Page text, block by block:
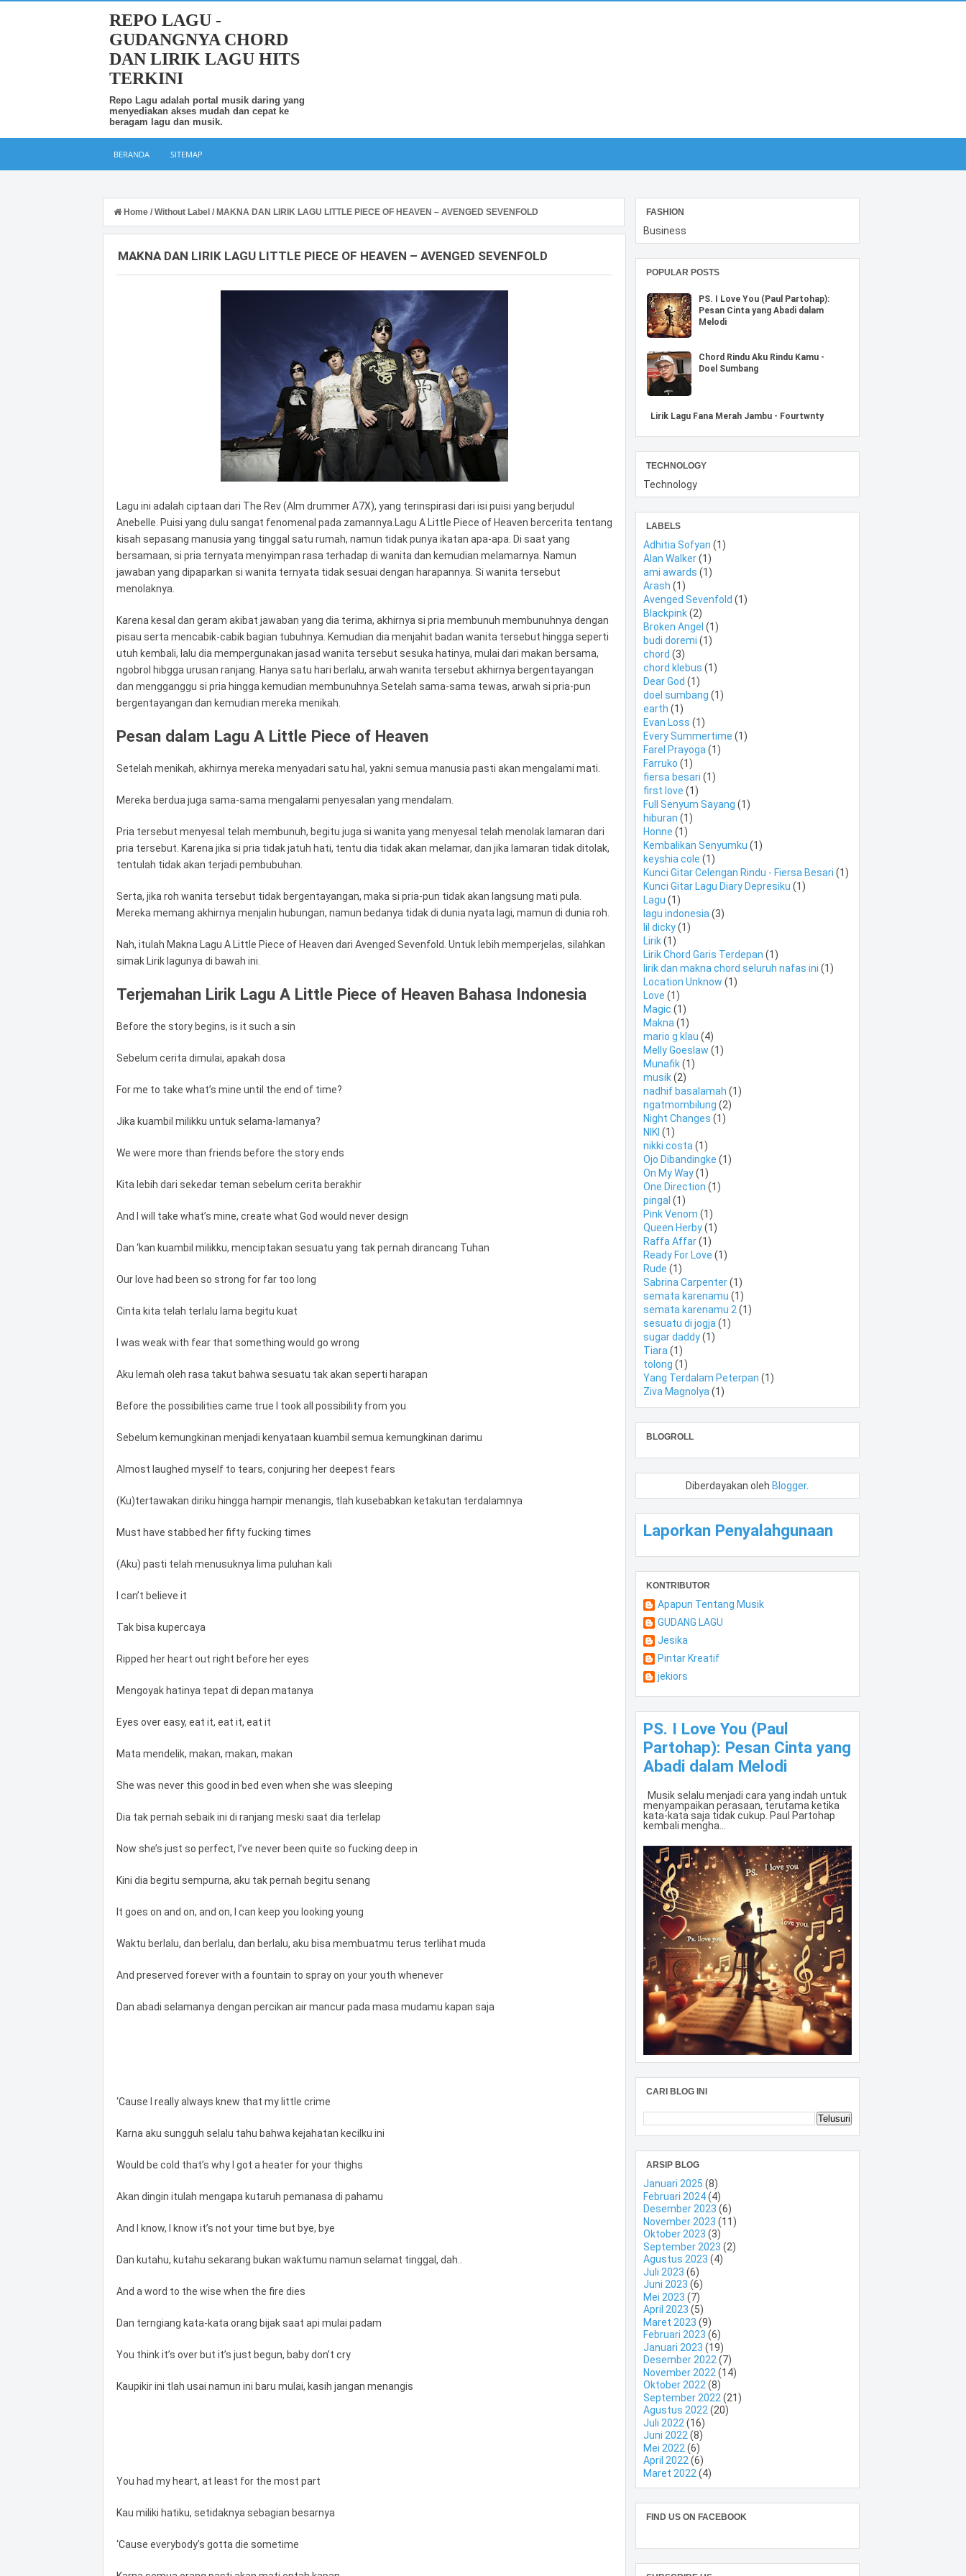
REPO LAGU -
GUDANGNYA CHORD
DAN LIRIK LAGU HITS
TERKINI
Repo Lagu adalah portal musik daring yang
menyediakan akses mudah dan cepat ke
beragam lagu dan musik.
BERANDA SITEMAP
Home / Without Label / MAKNA DAN LIRIK LAGU LITTLE PIECE OF HEAVEN – AVENGED SEVENFOLD
MAKNA DAN LIRIK LAGU LITTLE PIECE OF HEAVEN – AVENGED SEVENFOLD
Lagu ini adalah ciptaan dari The Rev (Alm drummer A7X), yang terinspirasi dari isi puisi yang berjudul
Anebelle. Puisi yang dulu sangat fenomenal pada zamannya.Lagu A Little Piece of Heaven bercerita tentang
kisah sepasang manusia yang tinggal satu rumah, namun tidak punya ikatan apa-apa. Di saat yang
bersamaan, si pria ternyata menyimpan rasa terhadap di wanita dan kemudian melamarnya. Namun
jawaban yang dipaparkan si wanita ternyata tidak sesuai dengan harapannya. Si wanita tersebut
menolaknya.
Karena kesal dan geram akibat jawaban yang dia terima, akhirnya si pria membunuh membunuhnya dengan
pisau serta mencabik-cabik bagian tubuhnya. Kemudian dia menjahit badan wanita tersebut hingga seperti
utuh kembali, lalu dia mempergunakan jasad wanita tersebut sesuka hatinya, mulai dari makan bersama,
ngobrol hibgga urusan ranjang. Hanya satu hari berlalu, arwah wanita tersebut akhirnya bergentayangan
dan mengganggu si pria hingga kemudian membunuhnya.Setelah sama-sama tewas, arwah si pria-pun
bergentayangan dan kemudian mereka menikah.
Pesan dalam Lagu A Little Piece of Heaven
Setelah menikah, akhirnya mereka menyadari satu hal, yakni semua manusia pasti akan mengalami mati.
Mereka berdua juga sama-sama mengalami penyesalan yang mendalam.
Pria tersebut menyesal telah membunuh, begitu juga si wanita yang menyesal telah menolak lamaran dari
pria tersebut. Karena jika si pria tidak jatuh hati, tentu dia tidak akan melamar, dan jika lamaran tidak ditolak,
tentulah tidak akan terjadi pembubuhan.
Serta, jika roh wanita tersebut tidak bergentayangan, maka si pria-pun tidak akan langsung mati pula.
Mereka memang akhirnya menjalin hubungan, namun bedanya tidak di dunia nyata lagi, mamun di dunia roh.
Nah, itulah Makna Lagu A Little Piece of Heaven dari Avenged Sevenfold. Untuk lebih memperjelas, silahkan
simak Lirik lagunya di bawah ini.
Terjemahan Lirik Lagu A Little Piece of Heaven Bahasa Indonesia
Before the story begins, is it such a sin
Sebelum cerita dimulai, apakah dosa
For me to take what’s mine until the end of time?
Jika kuambil milikku untuk selama-lamanya?
We were more than friends before the story ends
Kita lebih dari sekedar teman sebelum cerita berakhir
And I will take what’s mine, create what God would never design
Dan ‘kan kuambil milikku, menciptakan sesuatu yang tak pernah dirancang Tuhan
Our love had been so strong for far too long
Cinta kita telah terlalu lama begitu kuat
I was weak with fear that something would go wrong
Aku lemah oleh rasa takut bahwa sesuatu tak akan seperti harapan
Before the possibilities came true I took all possibility from you
Sebelum kemungkinan menjadi kenyataan kuambil semua kemungkinan darimu
Almost laughed myself to tears, conjuring her deepest fears
(Ku)tertawakan diriku hingga hampir menangis, tlah kusebabkan ketakutan terdalamnya
Must have stabbed her fifty fucking times
(Aku) pasti telah menusuknya lima puluhan kali
I can’t believe it
Tak bisa kupercaya
Ripped her heart out right before her eyes
Mengoyak hatinya tepat di depan matanya
Eyes over easy, eat it, eat it, eat it
Mata mendelik, makan, makan, makan
She was never this good in bed even when she was sleeping
Dia tak pernah sebaik ini di ranjang meski saat dia terlelap
Now she’s just so perfect, I’ve never been quite so fucking deep in
Kini dia begitu sempurna, aku tak pernah begitu senang
It goes on and on, and on, I can keep you looking young
Waktu berlalu, dan berlalu, dan berlalu, aku bisa membuatmu terus terlihat muda
And preserved forever with a fountain to spray on your youth whenever
Dan abadi selamanya dengan percikan air mancur pada masa mudamu kapan saja
‘Cause I really always knew that my little crime
Karna aku sungguh selalu tahu bahwa kejahatan kecilku ini
Would be cold that’s why I got a heater for your thighs
Akan dingin itulah mengapa kutaruh pemanasa di pahamu
And I know, I know it’s not your time but bye, bye
Dan kutahu, kutahu sekarang bukan waktumu namun selamat tinggal, dah..
And a word to the wise when the fire dies
Dan terngiang kata-kata orang bijak saat api mulai padam
You think it’s over but it’s just begun, baby don’t cry
Kaupikir ini tlah usai namun ini baru mulai, kasih jangan menangis
You had my heart, at least for the most part
Kau miliki hatiku, setidaknya sebagian besarnya
‘Cause everybody’s gotta die sometime
FASHION
Business
POPULAR POSTS
PS. I Love You (Paul Partohap):
Pesan Cinta yang Abadi dalam
Melodi
Chord Rindu Aku Rindu Kamu -
Doel Sumbang
Lirik Lagu Fana Merah Jambu - Fourtwnty
TECHNOLOGY
Technology
LABELS
Adhitia Sofyan (1)
Alan Walker (1)
ami awards (1)
Arash (1)
Avenged Sevenfold (1)
Blackpink (2)
Broken Angel (1)
budi doremi (1)
chord (3)
chord klebus (1)
Dear God (1)
doel sumbang (1)
earth (1)
Evan Loss (1)
Every Summertime (1)
Farel Prayoga (1)
Farruko (1)
fiersa besari (1)
first love (1)
Full Senyum Sayang (1)
hiburan (1)
Honne (1)
Kembalikan Senyumku (1)
keyshia cole (1)
Kunci Gitar Celengan Rindu - Fiersa Besari (1)
Kunci Gitar Lagu Diary Depresiku (1)
Lagu (1)
lagu indonesia (3)
lil dicky (1)
Lirik (1)
Lirik Chord Garis Terdepan (1)
lirik dan makna chord seluruh nafas ini (1)
Location Unknow (1)
Love (1)
Magic (1)
Makna (1)
mario g klau (4)
Melly Goeslaw (1)
Munafik (1)
musik (2)
nadhif basalamah (1)
ngatmombilung (2)
Night Changes (1)
NIKI (1)
nikki costa (1)
Ojo Dibandingke (1)
On My Way (1)
One Direction (1)
pingal (1)
Pink Venom (1)
Queen Herby (1)
Raffa Affar (1)
Ready For Love (1)
Rude (1)
Sabrina Carpenter (1)
semata karenamu (1)
semata karenamu 2 (1)
sesuatu di jogja (1)
sugar daddy (1)
Tiara (1)
tolong (1)
Yang Terdalam Peterpan (1)
Ziva Magnolya (1)
BLOGROLL
Diberdayakan oleh Blogger.
Laporkan Penyalahgunaan
KONTRIBUTOR
Apapun Tentang Musik
GUDANG LAGU
Jesika
Pintar Kreatif
jekiors
PS. I Love You (Paul
Partohap): Pesan Cinta yang
Abadi dalam Melodi
Musik selalu menjadi cara yang indah untuk
menyampaikan perasaan, terutama ketika
kata-kata saja tidak cukup. Paul Partohap
kembali mengha...
CARI BLOG INI
ARSIP BLOG
Januari 2025 (8)
Februari 2024(4)
Desember 2023 (6)
November 2023 (11)
Oktober 2023 (3)
September 2023 (2)
Agustus 2023 (4)
Juli 2023 (6)
Juni 2023 (6)
Mei 2023 (7)
April 2023 (5)
Maret 2023 (9)
Februari 2023 (6)
Januari 2023 (19)
Desember 2022 (7)
November 2022 (14)
Oktober 2022 (8)
September 2022 (21)
Agustus 2022 (20)
Juli 2022 (16)
Juni 2022 (8)
Mei 2022 (6)
April 2022 (6)
Maret 2022 (4)
FIND US ON FACEBOOK